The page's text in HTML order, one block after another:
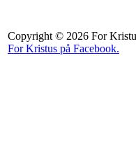
Copyright © 2026 For
For Kristus på Facebook.